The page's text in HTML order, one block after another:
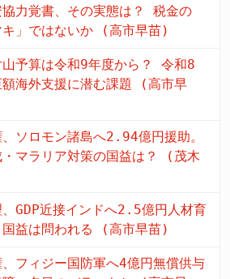
力覚書、その実態は？ 税金の
キ」ではないか (高市早苗)
山予算は令和9年度から？ 令和8
額海外支援に潜む課題 (高市早
ソロモン諸島へ2.94億円援助。
・マラリア対策の国益は？ (茂木
GDP近接インドへ2.5億円人材育
国益は問われる (高市早苗)
フィジー国防軍へ4億円無償供与